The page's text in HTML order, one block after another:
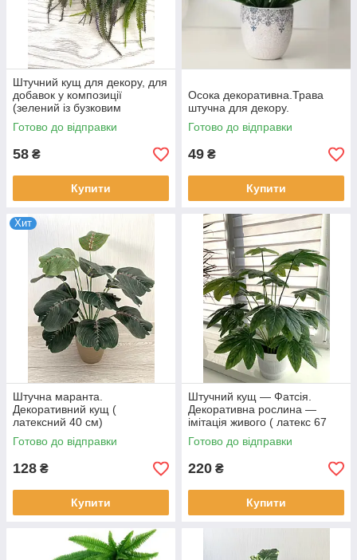
в
Виноградна осіння ліана
Штучна виноградна ліана виконана в осінніх кольорах.
Підходить для сезонних декорацій.
Осіння ліана
Штучний кущ для декору, для
добавок у композиції
(зелений із бузковим
напиленням 45 см)
Готово до відправки
58 ₴
Купити
Осока декоративна.Трава
штучна для декору.
Готово до відправки
49 ₴
Купити
Хит
Штучна маранта.
Декоративний кущ (
латексний 40 см)
Готово до відправки
128 ₴
Купити
Штучний кущ — Фатсія.
Декоративна рослина —
імітація живого ( латекс 67
см)
Готово до відправки
220 ₴
Купити